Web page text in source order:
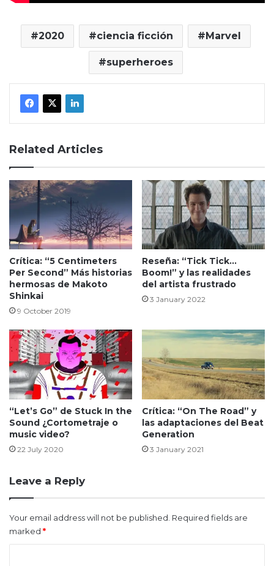
2020 ciencia ficción Marvel
superheroes
Related Articles
Crítica: “5 Centimeters
Per Second” Más historias
hermosas de Makoto
Shinkai
9 October 2019
Reseña: “Tick Tick…
Boom!” y las realidades
del artista frustrado
3 January 2022
“Let’s Go” de Stuck In the
Sound ¿Cortometraje o
music video?
22 July 2020
Crítica: “On The Road” y
las adaptaciones del Beat
Generation
3 January 2021
Leave a Reply
Your email address will not be published. Required fields are
marked *